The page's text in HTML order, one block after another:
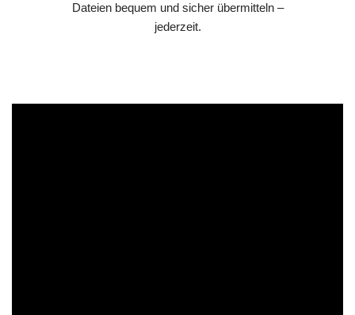
Dateien bequem und sicher übermitteln –
jederzeit.